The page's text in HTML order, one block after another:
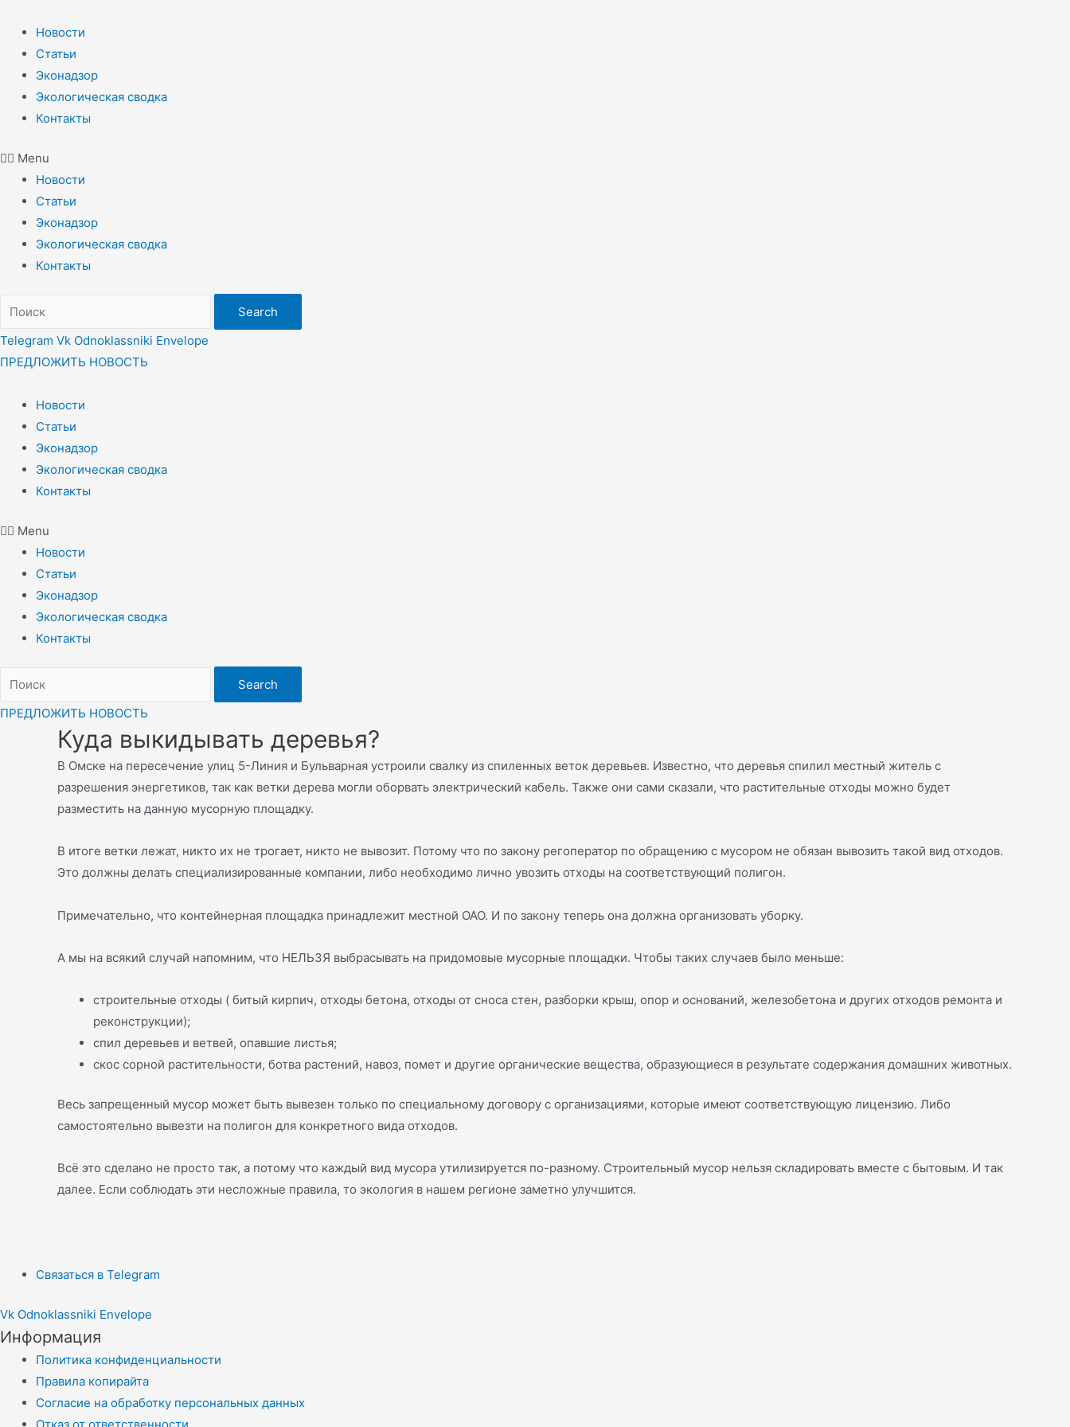
содержимому
Новости
Статьи
Эконадзор
Экологическая сводка
Контакты
Menu
Новости
Статьи
Эконадзор
Экологическая сводка
Контакты
Search
Telegram Vk Odnoklassniki Envelope
ПРЕДЛОЖИТЬ НОВОСТЬ
Новости
Статьи
Эконадзор
Экологическая сводка
Контакты
Menu
Новости
Статьи
Эконадзор
Экологическая сводка
Контакты
Search
ПРЕДЛОЖИТЬ НОВОСТЬ
Куда выкидывать деревья?
В Омске на пересечение улиц 5-Линия и Бульварная устроили свалку из спиленных веток деревьев. Известно, что деревья спилил местный житель с
разрешения энергетиков, так как ветки дерева могли оборвать электрический кабель. Также они сами сказали, что растительные отходы можно будет
разместить на данную мусорную площадку.
В итоге ветки лежат, никто их не трогает, никто не вывозит. Потому что по закону регоператор по обращению с мусором не обязан вывозить такой вид отходов.
Это должны делать специализированные компании, либо необходимо лично увозить отходы на соответствующий полигон.
Примечательно, что контейнерная площадка принадлежит местной ОАО. И по закону теперь она должна организовать уборку.
А мы на всякий случай напомним, что НЕЛЬЗЯ выбрасывать на придомовые мусорные площадки. Чтобы таких случаев было меньше:
строительные отходы ( битый кирпич, отходы бетона, отходы от сноса стен, разборки крыш, опор и оснований, железобетона и других отходов ремонта и
реконструкции);
спил деревьев и ветвей, опавшие листья;
скос сорной растительности, ботва растений, навоз, помет и другие органические вещества, образующиеся в результате содержания домашних животных.
Весь запрещенный мусор может быть вывезен только по специальному договору с организациями, которые имеют соответствующую лицензию. Либо
самостоятельно вывезти на полигон для конкретного вида отходов.
Всё это сделано не просто так, а потому что каждый вид мусора утилизируется по-разному. Строительный мусор нельзя складировать вместе с бытовым. И так
далее. Если соблюдать эти несложные правила, то экология в нашем регионе заметно улучшится.
Связаться в Telegram
Vk Odnoklassniki Envelope
Информация
Политика конфиденциальности
Правила копирайта
Согласие на обработку персональных данных
Отказ от ответственности